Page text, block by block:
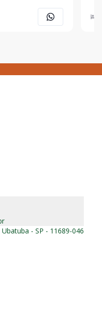
01 banheiro, sala
climatizada,
- SP - 11689-046